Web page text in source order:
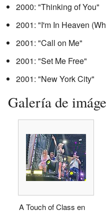
2000: "Thinking of You"
2001: "I'm In Heaven
2001: "Call on Me"
2001: "Set Me Free"
2001: "New York City"
Galería de
A Touch of Class en